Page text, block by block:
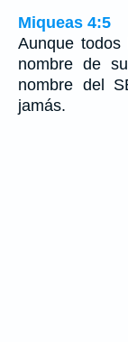
Miqueas 4:5
Aunque
nombre de
nombre del
jamás.